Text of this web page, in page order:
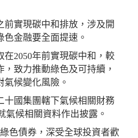
前實現碳中和排放，涉及開
金融要全面提速。
2050年前實現碳中和，較
致力推動綠色及可持續，
候變化風險。
十國集團轄下氣候相關財務
氣候相關資料作出披露。
色債券，深受全球投資者歡